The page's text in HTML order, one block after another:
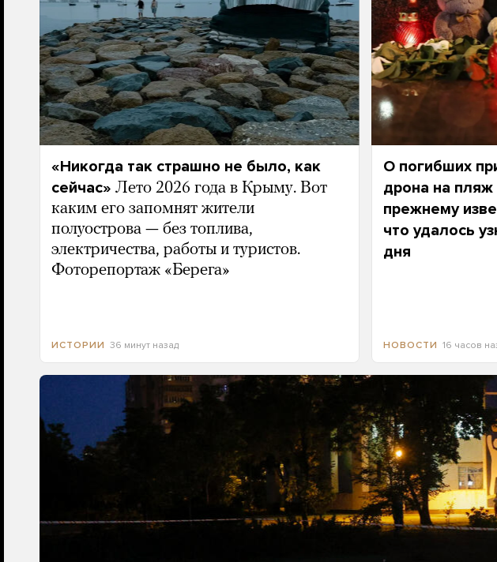
«Никогда так страшно не было, как
сейчас» Лето 2026 года в Крыму. Вот
каким его запомнят жители
полуострова — без топлива,
электричества, работы и туристов.
Фоторепортаж «Берега»
ИСТОРИИ 36 минут назад
О погибших
дрона на
прежнему
что удалось
дня
НОВОСТИ 16 часов